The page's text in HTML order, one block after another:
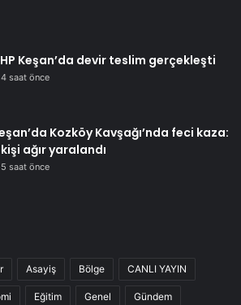
Keşan’da devir teslim gerçekleşti
4 saat önce
Kozköy Kavşağı’nda feci kaza:
ağır yaralandı
5 saat önce
Asayiş Bölge CANLI YAYIN
Eğitim Genel Gündem